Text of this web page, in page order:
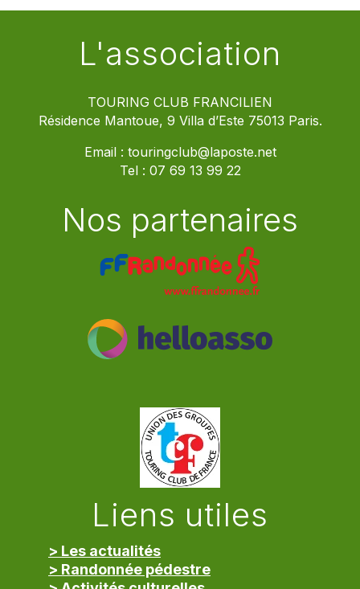
L'association
TOURING CLUB FRANCILIEN
Résidence Mantoue, 9 Villa d’Este 75013 Paris.
Email : touringclub@laposte.net
Tel : 07 69 13 99 22
Nos partenaires
Liens utiles
> Les actualités
> Randonnée pédestre